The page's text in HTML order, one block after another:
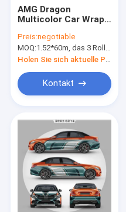
AMG Dragon
Multicolor Car Wrap,
Car Wrap
Preis:negotiable
MOQ:1.52*60m, das 3 Rollen 1.52*20m bedeutet
Kontakt